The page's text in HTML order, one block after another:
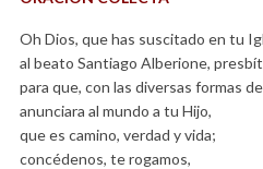
Oh Dios, que has suscitado en tu
al beato Santiago Alberione,
para que, con las diversas formas
anunciara al mundo a tu Hijo,
que es camino, verdad y vida;
concédenos, te rogamos,